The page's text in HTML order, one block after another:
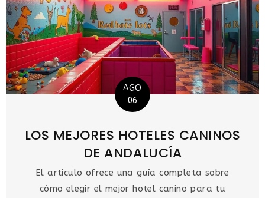
AGO
06
LOS MEJORES HOTELES CANINOS
DE ANDALUCÍA
El artículo ofrece una guía completa sobre
cómo elegir el mejor hotel canino para tu